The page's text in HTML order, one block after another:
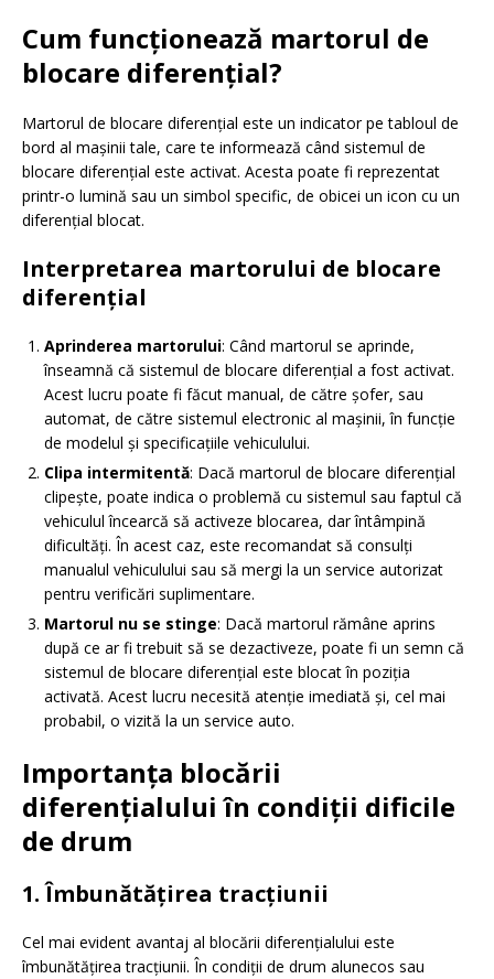
Cum funcționează martorul de
blocare diferențial?
Martorul de blocare diferențial este un indicator pe tabloul de
bord al mașinii tale, care te informează când sistemul de
blocare diferențial este activat. Acesta poate fi reprezentat
printr-o lumină sau un simbol specific, de obicei un icon cu un
diferențial blocat.
Interpretarea martorului de blocare
diferențial
Aprinderea martorului: Când martorul se aprinde,
înseamnă că sistemul de blocare diferențial a fost activat.
Acest lucru poate fi făcut manual, de către șofer, sau
automat, de către sistemul electronic al mașinii, în funcție
de modelul și specificațiile vehiculului.
Clipa intermitentă: Dacă martorul de blocare diferențial
clipește, poate indica o problemă cu sistemul sau faptul că
vehiculul încearcă să activeze blocarea, dar întâmpină
dificultăți. În acest caz, este recomandat să consulți
manualul vehiculului sau să mergi la un service autorizat
pentru verificări suplimentare.
Martorul nu se stinge: Dacă martorul rămâne aprins
după ce ar fi trebuit să se dezactiveze, poate fi un semn că
sistemul de blocare diferențial este blocat în poziția
activată. Acest lucru necesită atenție imediată și, cel mai
probabil, o vizită la un service auto.
Importanța blocării
diferențialului în condiții dificile
de drum
1.Îmbunătățirea tracțiunii
Cel mai evident avantaj al blocării diferențialului este
îmbunătățirea tracțiunii. În condiții de drum alunecos sau